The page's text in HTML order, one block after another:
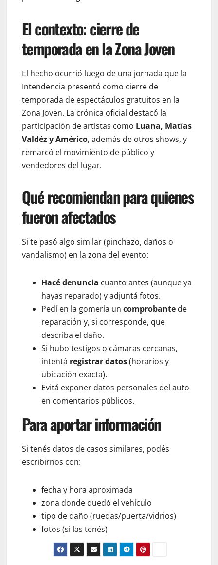
El contexto: cierre de
temporada en la Zona Joven
El hecho ocurrió luego de una jornada que la
Intendencia presentó como cierre de
temporada de espectáculos gratuitos en la
Zona Joven. La crónica oficial destacó la
participación de artistas como Luana, Matías
Valdéz y Américo, además de otros shows, y
remarcó el movimiento de público y
vendedores del lugar.
Qué recomiendan para quienes
fueron afectados
Si te pasó algo similar (pinchazo, daños o
vandalismo) en la zona del evento:
Hacé denuncia cuanto antes (aunque ya
hayas reparado) y adjuntá fotos.
Pedí en la gomería un comprobante de
reparación y, si corresponde, que
describa el daño.
Si hubo testigos o cámaras cercanas,
intentá registrar datos(horarios y
ubicación exacta).
Evitá exponer datos personales del auto
en comentarios públicos.
Para aportar información
Si tenés datos de casos similares, podés
escribirnos con:
fecha y hora aproximada
zona donde quedó el vehículo
tipo de daño (ruedas/puerta/vidrios)
fotos (si las tenés)